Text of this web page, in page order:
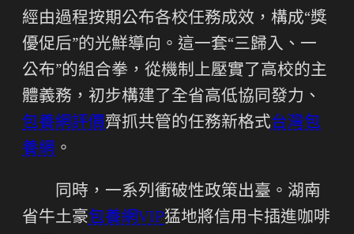
經由過程按期公布各校任務成效，構成“獎
優促后”的光鮮導向。這一套“三歸入、一
公布”的組合拳，從機制上壓實了高校的主
體義務，初步構建了全省高低協同發力、
包養網評價齊抓共管的任務新格式台灣包
養網 。
同時，一系列衝破性政策出臺。湖南
省牛土豪包養網VIP猛地將信用卡插進咖啡